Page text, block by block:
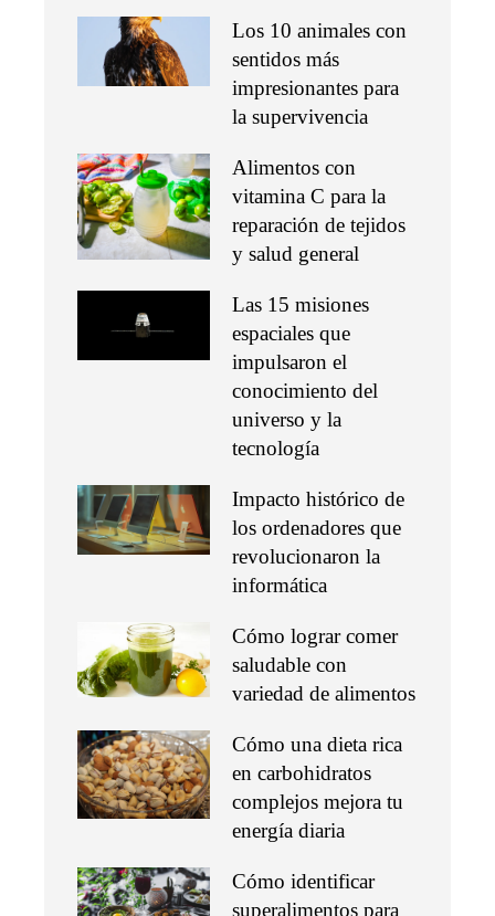
Los 10 animales con
sentidos más
impresionantes para
la supervivencia
Alimentos con
vitamina C para la
reparación de tejidos
y salud general
Las 15 misiones
espaciales que
impulsaron el
conocimiento del
universo y la
tecnología
Impacto histórico de
los ordenadores que
revolucionaron la
informática
Cómo lograr comer
saludable con
variedad de alimentos
Cómo una dieta rica
en carbohidratos
complejos mejora tu
energía diaria
Cómo identificar
superalimentos para